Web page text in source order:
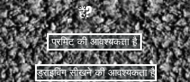
हैं?
परमिट की आवश्यकता है
ड्राइविंग सीखने की आवश्यकता है